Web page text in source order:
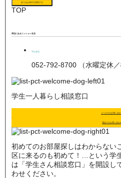
絞り込み条件を変更する
TOP
周辺にあるニッショー支店
守山支店
052-792-8700 （水曜定休／
学生一人暮らし相談窓口
メールでのお問い合
電話でのお問い合わ
初めてのお部屋探しはわからない
区に来るのも初めて！…という学
は「学生さん相談窓口」を開設し
わせください。